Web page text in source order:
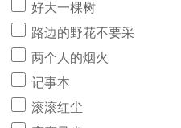
好大一棵树
路边的野花不要采
两个人的烟火
记事本
滚滚红尘